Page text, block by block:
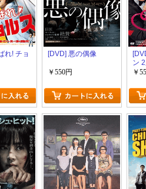
れ! チョ
[DVD] 悪の偶像
￥550円
ン
￥